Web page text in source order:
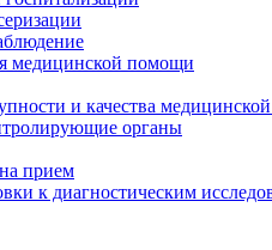
медицинской помощи
и качества
органы
прием
к диагностическим